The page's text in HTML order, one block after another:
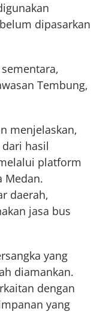
dipasarkan
Tembung,
menjelaskan,
hasil
platform
Medan.
daerah,
jasa bus
yang
diamankan.
dengan
yang